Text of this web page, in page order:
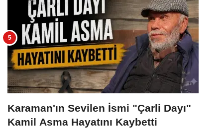
Karaman'ın Sevilen İsmi "Çarli Dayı"
Kamil Asma Hayatını Kaybetti